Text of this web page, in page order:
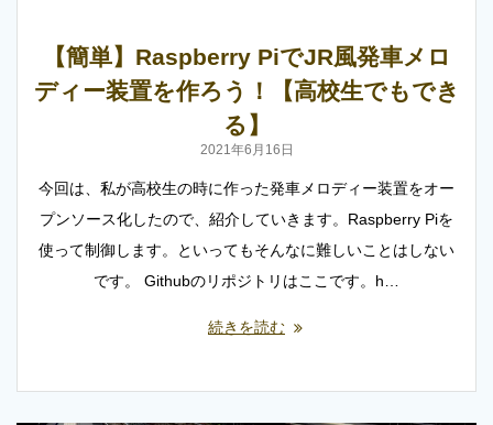
【簡単】Raspberry PiでJR風発車メロ
ディー装置を作ろう！【高校生でもでき
る】
2021年6月16日
今回は、私が高校生の時に作った発車メロディー装置をオー
プンソース化したので、紹介していきます。Raspberry Piを
使って制御します。といってもそんなに難しいことはしない
です。 Githubのリポジトリはここです。h…
続きを読む